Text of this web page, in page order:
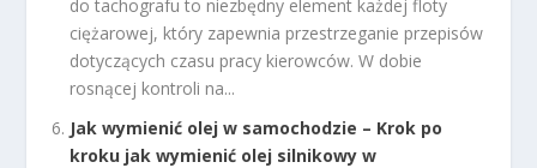
do tachografu to niezbędny element każdej floty
ciężarowej, który zapewnia przestrzeganie przepisów
dotyczących czasu pracy kierowców. W dobie
rosnącej kontroli na...
Jak wymienić olej w samochodzie – Krok po
kroku jak wymienić olej silnikowy w